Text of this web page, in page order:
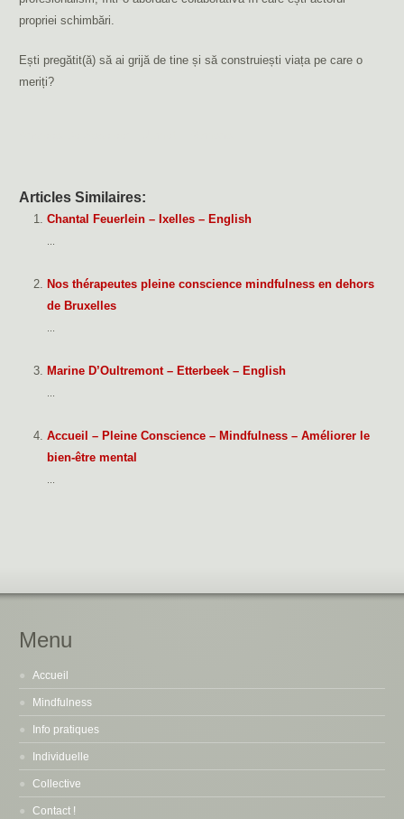
propriei schimbări.
Ești pregătit(ă) să ai grijă de tine și să construiești viața pe care o
meriți?
Articles Similaires:
Chantal Feuerlein – Ixelles – English
Nos thérapeutes pleine conscience mindfulness en dehors
de Bruxelles
Marine D’Oultremont – Etterbeek – English
Accueil – Pleine Conscience – Mindfulness – Améliorer le
bien-être mental
Menu
Accueil
Mindfulness
Info pratiques
Individuelle
Collective
Contact !